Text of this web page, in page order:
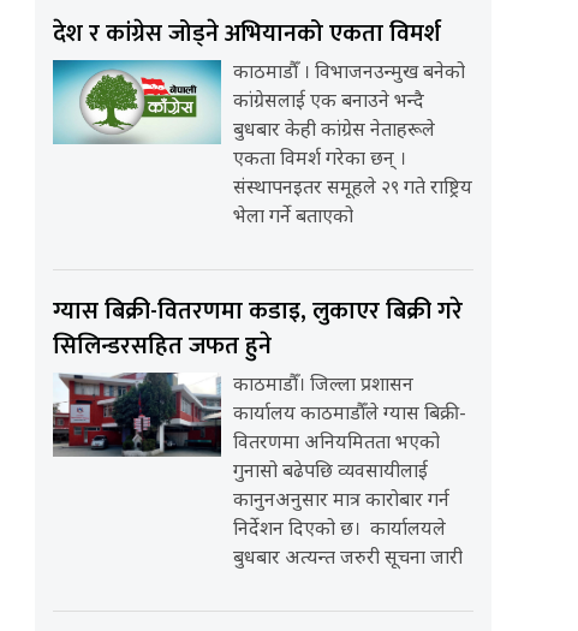
देश र कांग्रेस जोड्ने अभियानको एकता विमर्श
काठमाडौँ । विभाजनउन्मुख बनेको
कांग्रेसलाई एक बनाउने भन्दै
बुधबार केही कांग्रेस नेताहरूले
एकता विमर्श गरेका छन् ।
संस्थापनइतर समूहले २९ गते राष्ट्रिय
भेला गर्ने बताएको
ग्यास बिक्री-वितरणमा कडाइ, लुकाएर बिक्री गरे
सिलिन्डरसहित जफत हुने
काठमाडौँ। जिल्ला प्रशासन
कार्यालय काठमाडौँले ग्यास बिक्री-
वितरणमा अनियमितता भएको
गुनासो बढेपछि व्यवसायीलाई
कानुनअनुसार मात्र कारोबार गर्न
निर्देशन दिएको छ। कार्यालयले
बुधबार अत्यन्त जरुरी सूचना जारी